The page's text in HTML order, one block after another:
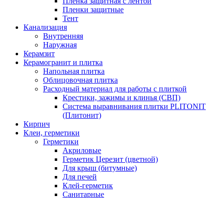
Пленки защитные
Тент
Канализация
Внутренняя
Наружная
Керамзит
Керамогранит и плитка
Напольная плитка
Облицовочная плитка
Расходный материал для работы с плиткой
Крестики, зажимы и клинья (СВП)
Система выравнивания плитки PLITONIT
(Плитонит)
Кирпич
Клеи, герметики
Герметики
Акриловые
Герметик Церезит (цветной)
Для крыш (битумные)
Для печей
Клей-герметик
Санитарные